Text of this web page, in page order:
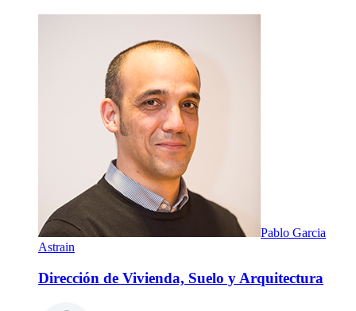
Pablo Garcia
Astrain
Dirección de Vivienda, Suelo y Arquitectura